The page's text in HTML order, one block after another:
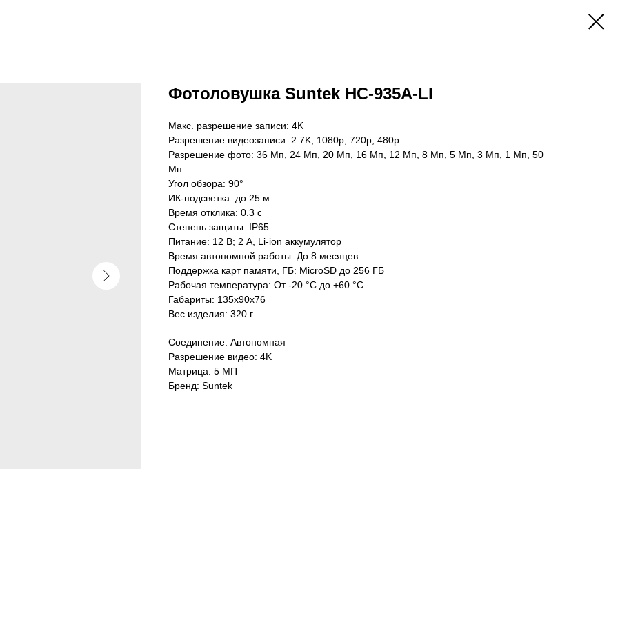
Фотоловушка Suntek HC-935A-LI
Макс. разрешение записи: 4K
Разрешение видеозаписи: 2.7K, 1080р, 720p, 480p
Разрешение фото: 36 Мп, 24 Мп, 20 Мп, 16 Мп, 12 Мп, 8 Мп, 5 Мп, 3 Мп, 1 Мп, 50
Мп
Угол обзора: 90°
ИК-подсветка: до 25 м
Время отклика: 0.3 с
Степень защиты: IP65
Питание: 12 В; 2 А, Li-ion аккумулятор
Время автономной работы: До 8 месяцев
Поддержка карт памяти, ГБ: MicroSD до 256 ГБ
Рабочая температура: От -20 °C до +60 °C
Габариты: 135х90х76
Вес изделия: 320 г
Соединение: Автономная
Разрешение видео: 4K
Матрица: 5 МП
Бренд: Suntek